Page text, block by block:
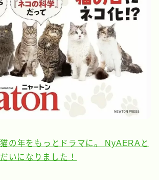
の年をもっとドラマに。 NyAERAと
いになりました！